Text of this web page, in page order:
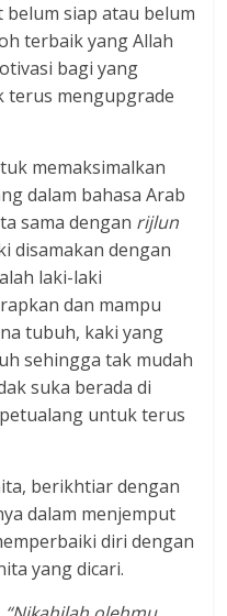
siap atau belum
terbaik yang Allah
bagi yang
terus mengupgrade
memaksimalkan
dalam bahasa Arab
sama dengan rijlun
disamakan dengan
laki-laki
dan mampu
tubuh, kaki yang
sehingga tak mudah
suka berada di
untuk terus
berikhtiar dengan
dalam menjemput
diri dengan
yang dicari.